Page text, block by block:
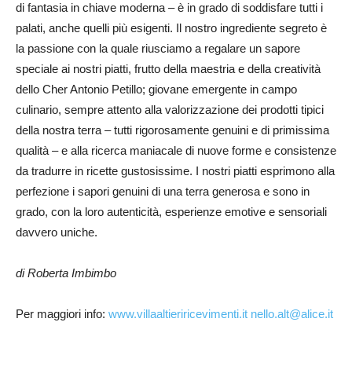
di fantasia in chiave moderna – è in grado di soddisfare tutti i
palati, anche quelli più esigenti. Il nostro ingrediente segreto è
la passione con la quale riusciamo a regalare un sapore
speciale ai nostri piatti, frutto della maestria e della creatività
dello Cher Antonio Petillo; giovane emergente in campo
culinario, sempre attento alla valorizzazione dei prodotti tipici
della nostra terra – tutti rigorosamente genuini e di primissima
qualità – e alla ricerca maniacale di nuove forme e consistenze
da tradurre in ricette gustosissime. I nostri piatti esprimono alla
perfezione i sapori genuini di una terra generosa e sono in
grado, con la loro autenticità, esperienze emotive e sensoriali
davvero uniche.
di Roberta Imbimbo
Per maggiori info: www.villaaltieriricevimenti.it nello.alt@alice.it